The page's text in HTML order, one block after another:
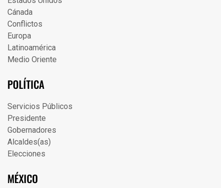
Cánada
Conflictos
Europa
Latinoamérica
Medio Oriente
POLÍTICA
Servicios Públicos
Presidente
Gobernadores
Alcaldes(as)
Elecciones
MÉXICO